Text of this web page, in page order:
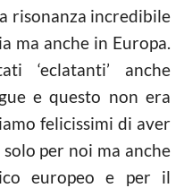
risonanza incredibile
ma anche in Europa.
‘eclatanti’ anche
e questo non era
felicissimi di aver
per noi ma anche
europeo e per il